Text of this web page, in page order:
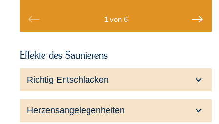
1 von 6
Effekte des Saunierens
Richtig Entschlacken
Herzensangelegenheiten